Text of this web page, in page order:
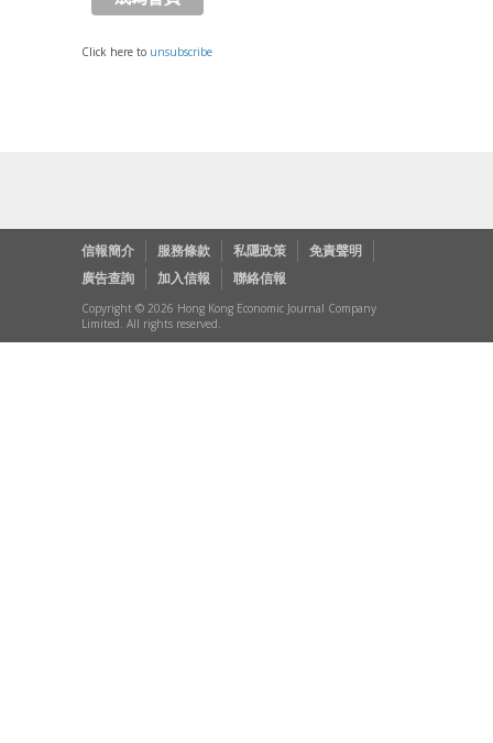
Click here to unsubscribe
信報簡介 服務條款 私隱政策
免責聲明
廣告查詢
加入信報 聯絡信報
Copyright © 2026 Hong Kong Economic Journal Company
Limited. All rights reserved.